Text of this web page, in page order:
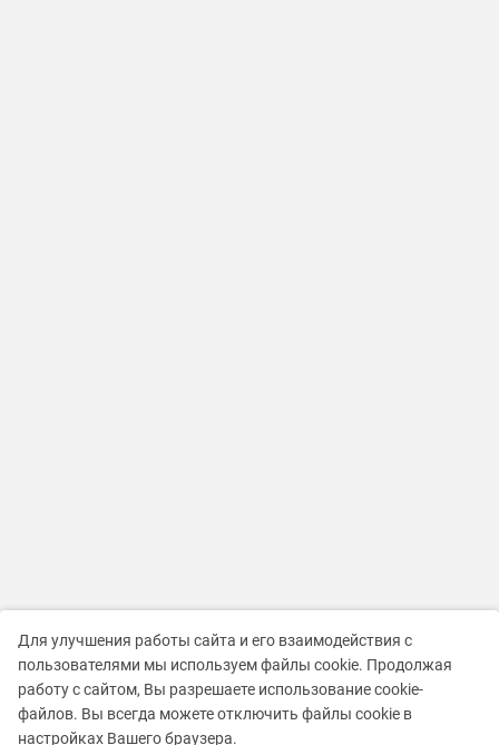
Для улучшения работы сайта и его взаимодействия с
пользователями мы используем файлы cookie. Продолжая
работу с сайтом, Вы разрешаете использование cookie-
файлов. Вы всегда можете отключить файлы cookie в
настройках Вашего браузера.